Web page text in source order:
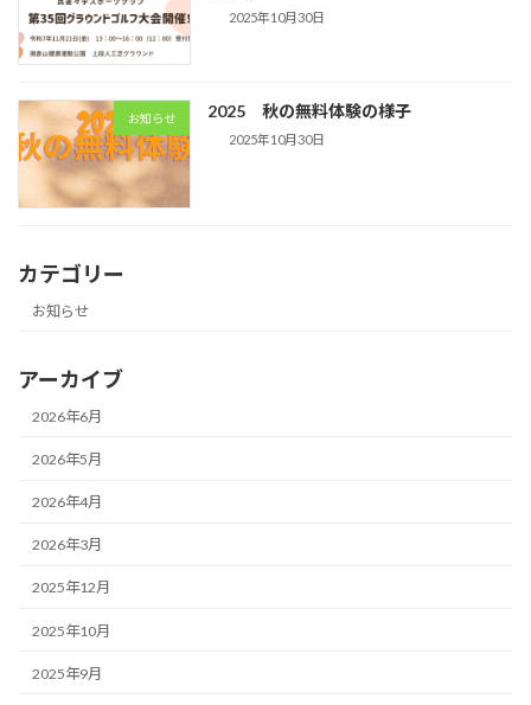
2025年10月30日
お知らせ 2025 秋の無料体験の様子
2025年10月30日
カテゴリー
お知らせ
アーカイブ
2026年6月
2026年5月
2026年4月
2026年3月
2025年12月
2025年10月
2025年9月